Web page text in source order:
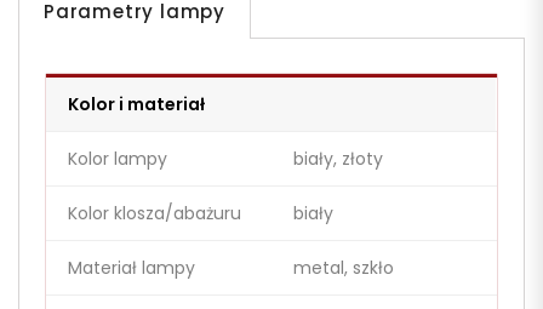
Parametry lampy
Kolor i materiał
Kolor lampy biały, złoty
Kolor klosza/abażuru biały
Materiał lampy metal, szkło